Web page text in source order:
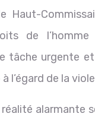
Haut-
de l’homme
tâche urgente
l’égard de la
alarmante